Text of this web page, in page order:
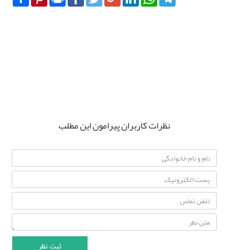
نظرات کاربران پیرامون این مطلب